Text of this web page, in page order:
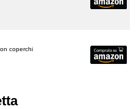
coperchi